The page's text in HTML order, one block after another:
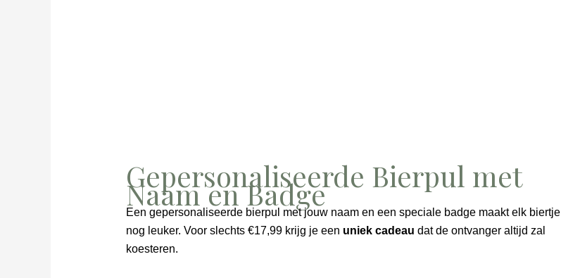
Gepersonaliseerde Bierpul met
Naam en Badge
Een gepersonaliseerde bierpul met jouw naam en een speciale badge maakt elk biertje
nog leuker. Voor slechts €17,99 krijg je een uniek cadeau dat de ontvanger altijd zal
koesteren.